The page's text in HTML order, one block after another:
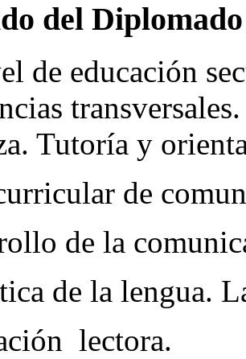
del
de educación
Tutoría y
de
de la
de la lengua.
lectora.